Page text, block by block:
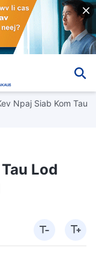
Npaj Siab Kom Tau
Lod